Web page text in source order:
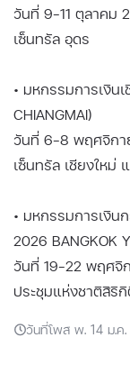
วันที่ 9-11 ตุลาคม
เซ็นทรัล อุดร
• มหกรรมการเงิน
CHIANGMAI)
วันที่ 6-8 พฤศจิกา
เซ็นทรัล เชียงใหม่
• มหกรรมการเงิน
2026 BANGKOK
วันที่ 19-22 พฤศจิ
ประชุมแห่งชาติสิริ
วันที่โพส พ. 14 ม.ค